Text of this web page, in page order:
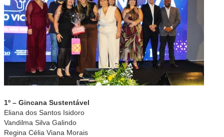
1º – Gincana Sustentável
Eliana dos Santos Isidoro
Vandilma Silva Galindo
Regina Célia Viana Morais